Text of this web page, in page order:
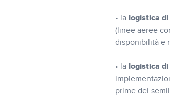
• la logistica di
(linee aeree
disponibilità e
• la logistica di
prime dei